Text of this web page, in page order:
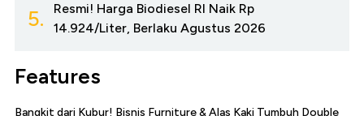
5.
Resmi! Harga Biodiesel RI Naik Rp
14.924/Liter, Berlaku Agustus 2026
Features
Bangkit dari Kubur! Bisnis Furniture & Alas Kaki Tumbuh Double